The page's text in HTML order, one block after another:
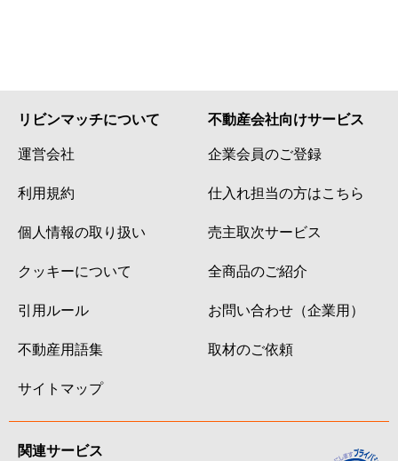
リビンマッチについて
運営会社
利用規約
個人情報の取り扱い
クッキーについて
引用ルール
不動産用語集
サイトマップ
不動産会社向けサービス
企業会員のご登録
仕入れ担当の方はこちら
売主取次サービス
全商品のご紹介
お問い合わせ（企業用）
取材のご依頼
関連サービス